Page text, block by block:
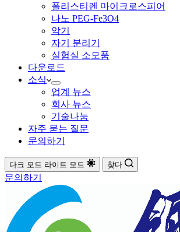
폴리스티렌 마이크로스피어
나노 PEG-Fe3O4
악기
자기 분리기
실험실 소모품
다운로드
소식
업계 뉴스
회사 뉴스
기술나눔
자주 묻는 질문
문의하기
다크 모드 라이트 모드 찾다
문의하기